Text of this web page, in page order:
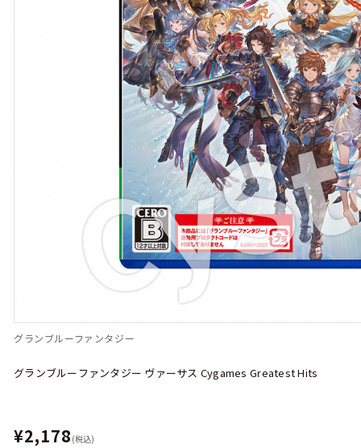
グランブルーファンタジー
グランブルーファンタジー ヴァーサス Cygames Greatest Hits
¥2,178 (税込)